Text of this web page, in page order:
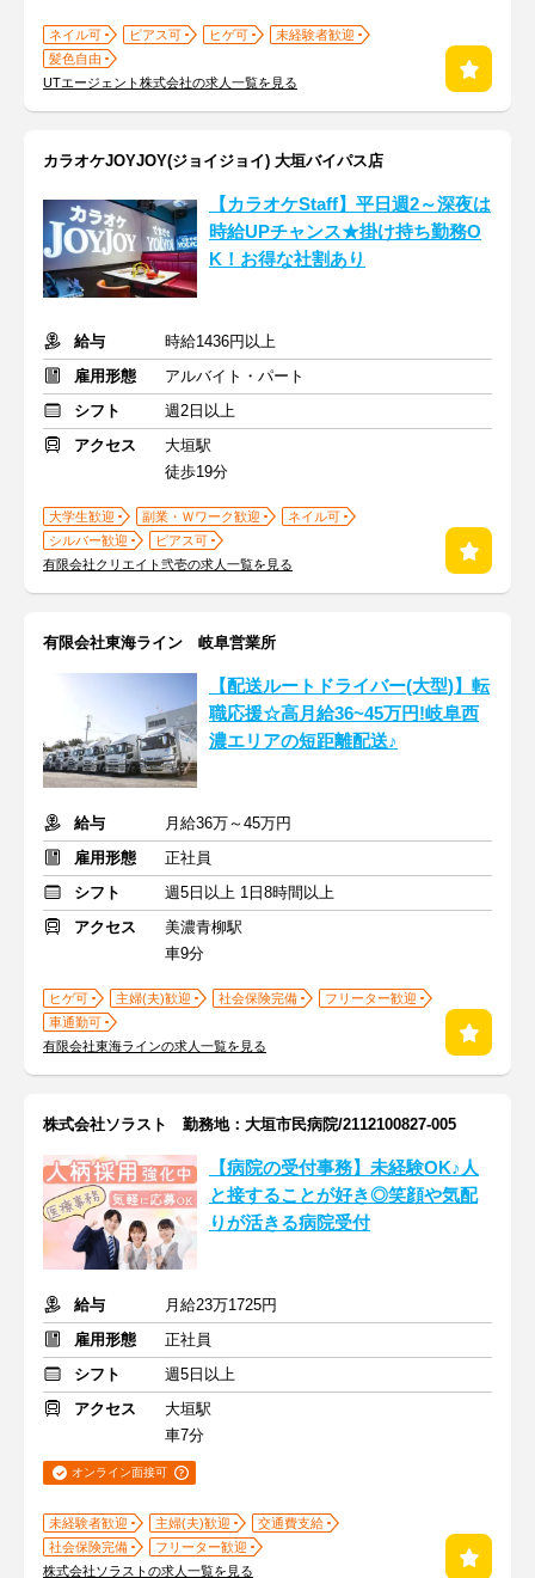
ネイル可 ピアス可 ヒゲ可
未経験者歓迎
髪色自由
UTエージェント株式会社の求人一覧を見る
カラオケJOYJOY(ジョイジョイ) 大垣バイパス店
【カラオケStaff】平日週2～深夜は
時給UPチャンス★掛け持ち勤務O
K！お得な社割あり
給与
時給1436円以上
雇用形態
アルバイト・パート
シフト
週2日以上
アクセス
大垣駅
徒歩19分
大学生歓迎 副業・Ｗワーク歓迎
ネイル可
シルバー歓迎
ピアス可
有限会社クリエイト弐壱の求人一覧を見る
有限会社東海ライン 岐阜営業所
【配送ルートドライバー(大型)】転
職応援☆高月給36~45万円!岐阜西
濃エリアの短距離配送♪
給与
月給36万～45万円
雇用形態
正社員
シフト
週5日以上 1日8時間以上
アクセス
美濃青柳駅
車9分
ヒゲ可 主婦(夫)歓迎 社会保険完備
フリーター歓迎
車通勤可
有限会社東海ラインの求人一覧を見る
株式会社ソラスト 勤務地：大垣市民病院/2112100827-005
【病院の受付事務】未経験OK♪人
と接することが好き◎笑顔や気配
りが活きる病院受付
給与
月給23万1725円
雇用形態
正社員
シフト
週5日以上
アクセス
大垣駅
車7分
オンライン面接可
未経験者歓迎 主婦(夫)歓迎
交通費支給
社会保険完備
フリーター歓迎
株式会社ソラストの求人一覧を見る